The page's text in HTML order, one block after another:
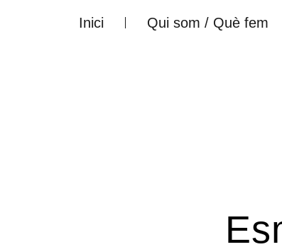
Inici Qui som / Què fem